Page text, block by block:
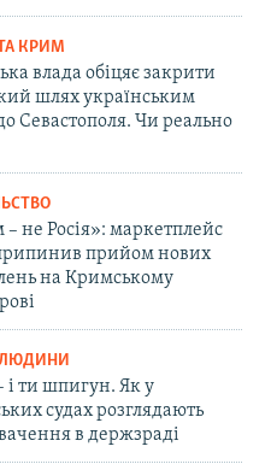
КРИМ
влада обіцяє закрити
шлях українським
Севастополя. Чи реально
не Росія»: маркетплейс
прийом нових
на Кримському
ЛЮДИНИ
і ти шпигун. Як у
судах розглядають
в держзраді